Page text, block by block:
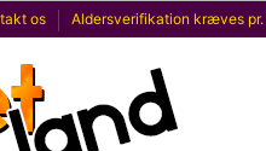
os Aldersverifikation kræves pr.